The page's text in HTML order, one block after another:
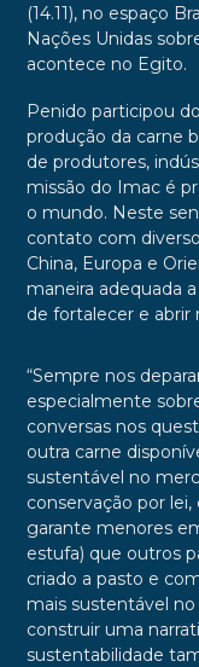
(14.11), no espaço
Nações Unidas
acontece no Egito.
Penido participou
produção da carne
de produtores,
missão do Imac é
o mundo. Neste
contato com
China, Europa e
maneira adequada
de fortalecer e abrir
“Sempre nos
especialmente
conversas nos
outra carne
sustentável no
conservação por
garante menores
estufa) que outros
criado a pasto e
mais sustentável
construir uma
sustentabilidade